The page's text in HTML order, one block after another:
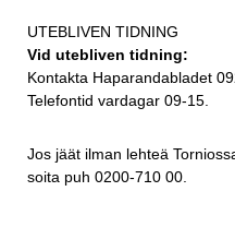
UTEBLIVEN TIDNING
Vid utebliven tidning:
Kontakta Haparandabladet
Telefontid vardagar 09-15.
Jos jäät ilman lehteä
soita puh 0200-710 00.